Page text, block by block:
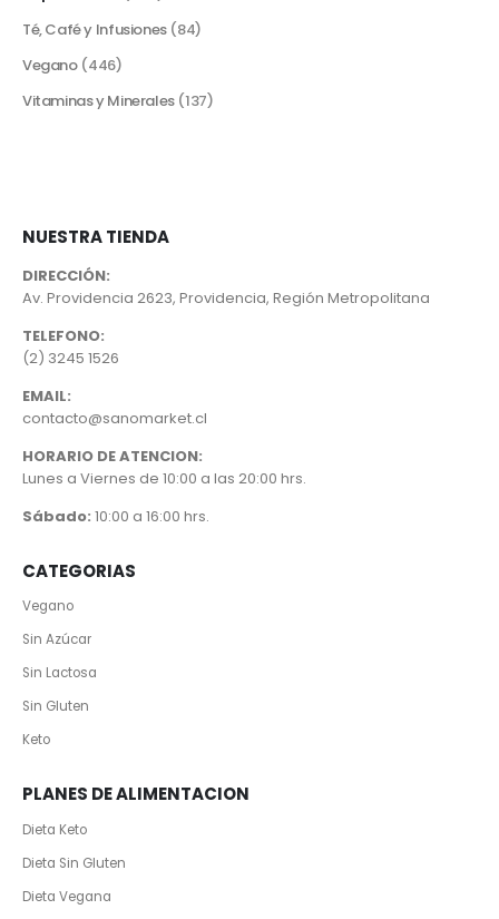
Té, Café y Infusiones (84)
Vegano (446)
Vitaminas y Minerales (137)
NUESTRA TIENDA
DIRECCIÓN:
Av. Providencia 2623, Providencia, Región Metropolitana
TELEFONO:
(2) 3245 1526
EMAIL:
contacto@sanomarket.cl
HORARIO DE ATENCION:
Lunes a Viernes de 10:00 a las 20:00 hrs.
Sábado: 10:00 a 16:00 hrs.
CATEGORIAS
Vegano
Sin Azúcar
Sin Lactosa
Sin Gluten
Keto
PLANES DE ALIMENTACION
Dieta Keto
Dieta Sin Gluten
Dieta Vegana